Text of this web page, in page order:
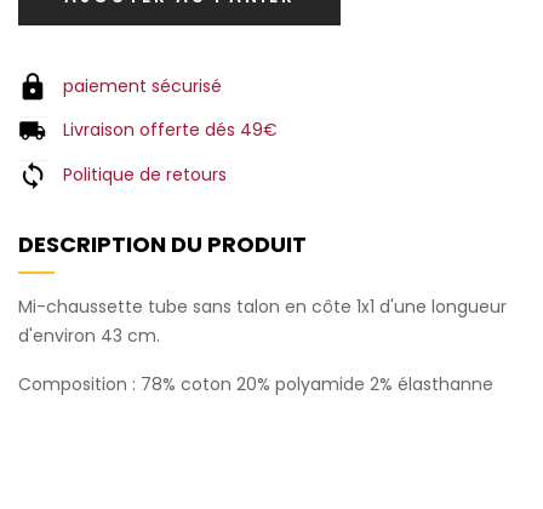
paiement sécurisé
Livraison offerte dés 49€
Politique de retours
DESCRIPTION DU PRODUIT
Mi-chaussette tube sans talon en côte 1x1 d'une longueur
d'environ 43 cm.
Composition : 78% coton 20% polyamide 2% élasthanne